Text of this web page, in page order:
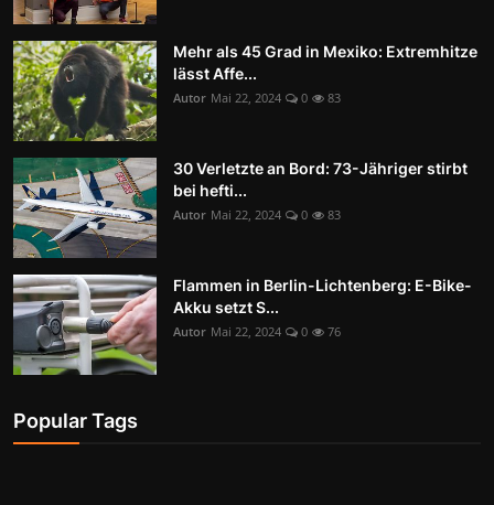
Mehr als 45 Grad in Mexiko: Extremhitze
lässt Affe...
Autor Mai 22, 2024 0 83
30 Verletzte an Bord: 73-Jähriger stirbt
bei hefti...
Autor Mai 22, 2024 0 83
Flammen in Berlin-Lichtenberg: E-Bike-
Akku setzt S...
Autor Mai 22, 2024 0 76
Popular Tags